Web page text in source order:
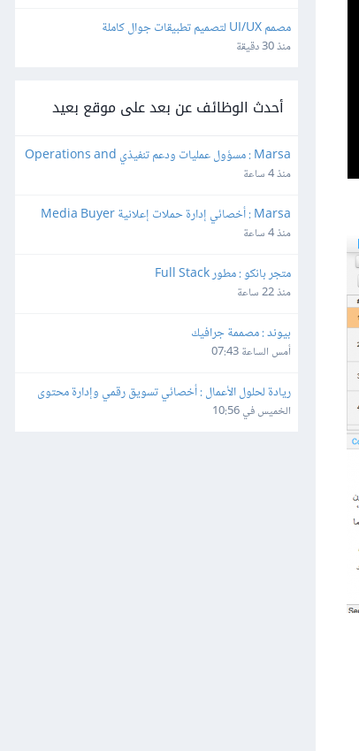
مصمم UI/UX لتصميم تطبيقات جوال كاملة
منذ 30 دقيقة
أحدث الوظائف عن بعد على موقع بعيد
Executive Support Lead
منذ 4 ساعة
Marsa : أخصائي إدارة حملات إعلانية Media Buyer
منذ 4 ساعة
متجر بانكو : مطور Full Stack
منذ 22 ساعة
بيوند : مصممة جرافيك
أمس الساعة 07:43
ريادة لحلول الأعمال : أخصائي تسويق رقمي وإدارة محتوى
الخميس في 10:56